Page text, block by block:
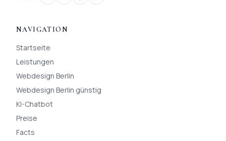
NAVIGATION
Startseite
Leistungen
Webdesign Berlin
Webdesign Berlin günstig
KI-Chatbot
Preise
Facts